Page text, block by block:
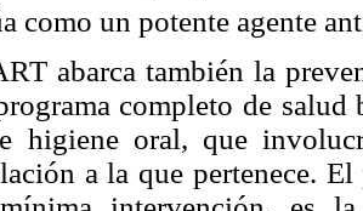
como un potente agente
abarca también la
completo de
higiene oral, que
a la que pertenece.